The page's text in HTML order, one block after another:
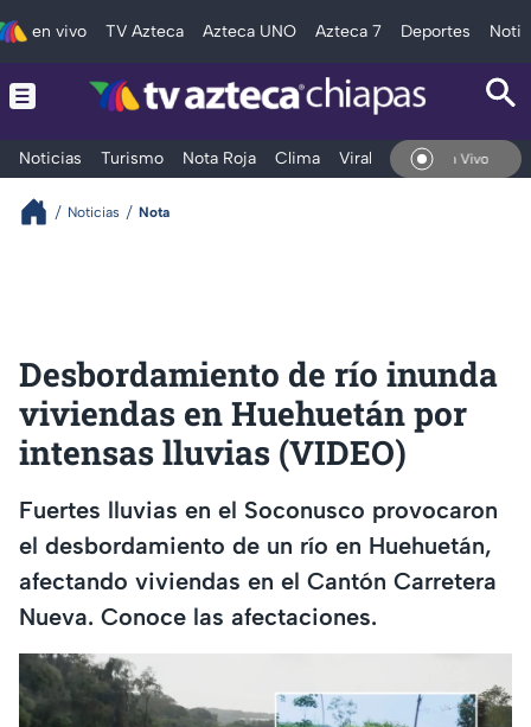
en vivo TV Azteca Azteca UNO Azteca 7 Deportes
Noticias Turismo Nota Roja Clima Viral y Tendencia
En Vivo
Noticias Nota
Desbordamiento de río inunda
viviendas en Huehuetán por
intensas lluvias (VIDEO)
Fuertes lluvias en el Soconusco provocaron
el desbordamiento de un río en Huehuetán,
afectando viviendas en el Cantón Carretera
Nueva. Conoce las afectaciones.